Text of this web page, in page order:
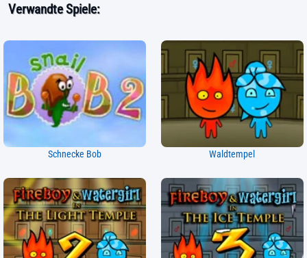
Verwandte Spiele:
Schnecke Bob Waldtempel